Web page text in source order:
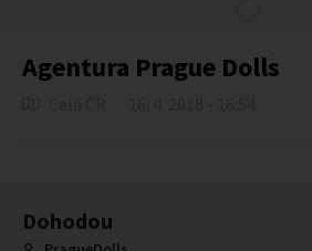
Agentura Prague Dolls
Dohodou